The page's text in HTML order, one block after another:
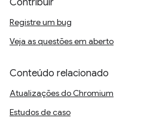
Contribuir
Registre um bug
Veja as questões em aberto
Conteúdo relacionado
Atualizações do Chromium
Estudos de caso